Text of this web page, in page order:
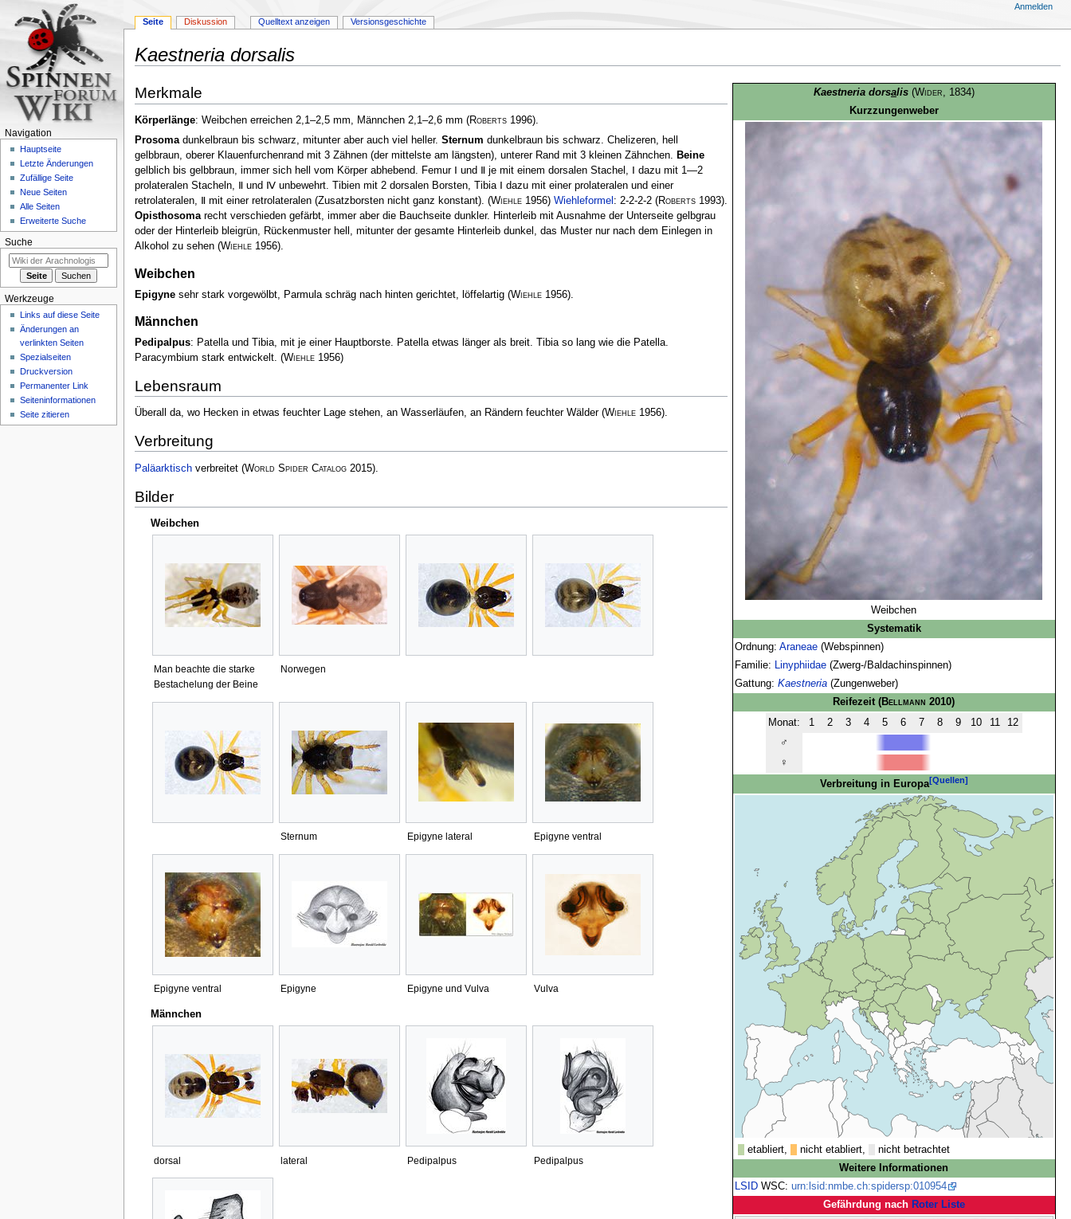
Kaestneria dorsalis
Navigation
springen
Suche
springen
Kaestneria dorsalis (Wider, 1834)
Kurzzungenweber
Weibchen
Systematik
Ordnung: Araneae(Webspinnen)
Familie: Linyphiidae(Zwerg-/Baldachinspinnen)
Gattung: Kaestneria(Zungenweber)
Reifezeit(Bellmann 2010)
Monat:
1 2 3 4 5 6 7 8 9 10 11
12
♂
♀
Verbreitung in Europa[Quellen]
etabliert, nicht etabliert,
nicht betrachtet
Weitere Informationen
LSIDWSC: urn:lsid:nmbe.ch:spidersp:010954
Gefährdung nach Roter Liste
Merkmale
Körperlänge: Weibchen erreichen 2,1–2,5 mm, Männchen 2,1–2,6 mm (Roberts1996).
Prosomadunkelbraun bis schwarz, mitunter aber auch viel heller. Sternum dunkelbraun bis schwarz. Chelizeren, hell
gelbbraun, oberer Klauenfurchenrand mit 3 Zähnen (der mittelste am längsten), unterer Rand mit 3 kleinen Zähnchen. Beine
gelblich bis gelbbraun, immer sich hell vom Körper abhebend. Femur Ⅰ und Ⅱ je mit einem dorsalen Stachel, Ⅰ dazu mit 1—2
prolateralen Stacheln, Ⅱ und Ⅳ unbewehrt. Tibien mit 2 dorsalen Borsten, Tibia Ⅰ dazu mit einer prolateralen und einer
retrolateralen, Ⅱ mit einer retrolateralen (Zusatzborsten nicht ganz konstant). (Wiehle1956) Wiehleformel : 2-2-2-2 (Roberts1993).
Opisthosomarecht verschieden gefärbt, immer aber die Bauchseite dunkler. Hinterleib mit Ausnahme der Unterseite gelbgrau
oder der Hinterleib bleigrün, Rückenmuster hell, mit­unter der gesamte Hinterleib dunkel, das Muster nur nach dem Einlegen in
Alkohol zu sehen (Wiehle1956).
Weibchen
Epigynesehr stark vorgewölbt, Parmula schräg nach hinten gerichtet, löffelartig (Wiehle1956).
Männchen
Pedipalpus: Patella und Tibia, mit je einer Hauptborste. Patella etwas länger als breit. Tibia so lang wie die Patella.
Paracymbium stark entwickelt. (Wiehle1956)
Lebensraum
Überall da, wo Hecken in etwas feuchter Lage stehen, an Wasser­läufen, an Rändern feuchter Wälder (Wiehle1956).
Verbreitung
Paläarktischverbreitet (World Spider Catalog2015).
Bilder
Weibchen
Man beachte die starke
Bestachelung der Beine
Norwegen
Sternum Epigyne lateral Epigyne ventral
Epigyne ventral Epigyne Epigyne und Vulva Vulva
Männchen
dorsal lateral Pedipalpus Pedipalpus
Seite Diskussion Quelltext anzeigen Versionsgeschichte
Anmelden
Navigation
Hauptseite
Letzte Änderungen
Zufällige Seite
Neue Seiten
Alle Seiten
Erweiterte Suche
Suche
Werkzeuge
Links auf diese Seite
Änderungen an
verlinkten Seiten
Spezialseiten
Druckversion
Permanenter Link
Seiten­­informationen
Seite zitieren